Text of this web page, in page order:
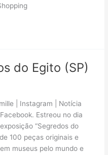
do Egito (SP)
| Instagram | Notícia
Estreou no dia
“Segredos do
100 peças originais e
museus pelo mundo e